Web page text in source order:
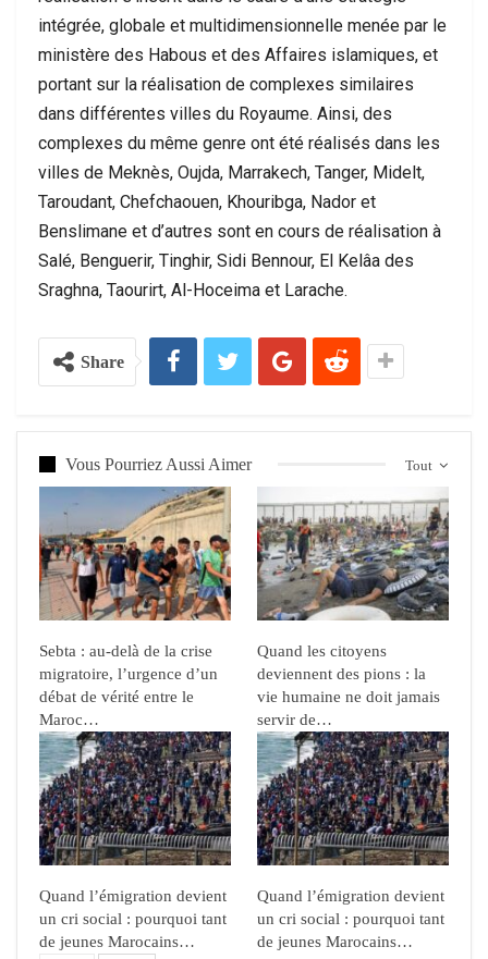
intégrée, globale et multidimensionnelle menée par le
ministère des Habous et des Affaires islamiques, et
portant sur la réalisation de complexes similaires
dans différentes villes du Royaume. Ainsi, des
complexes du même genre ont été réalisés dans les
villes de Meknès, Oujda, Marrakech, Tanger, Midelt,
Taroudant, Chefchaouen, Khouribga, Nador et
Benslimane et d’autres sont en cours de réalisation à
Salé, Benguerir, Tinghir, Sidi Bennour, El Kelâa des
Sraghna, Taourirt, Al-Hoceima et Larache.
Share
Tout
Vous Pourriez Aussi Aimer
Sebta : au-delà de la crise
migratoire, l’urgence d’un
débat de vérité entre le
Maroc…
Quand les citoyens
deviennent des pions : la
vie humaine ne doit jamais
servir de…
Quand l’émigration devient
un cri social : pourquoi tant
de jeunes Marocains…
Quand l’émigration devient
un cri social : pourquoi tant
de jeunes Marocains…